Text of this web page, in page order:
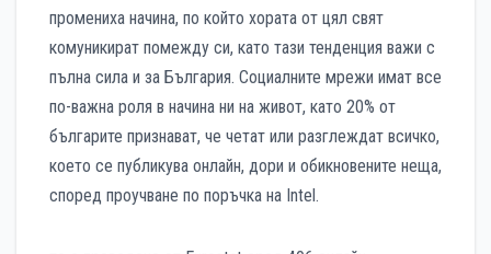
промениха начина, по който хората от цял свят
комуникират помежду си, като тази тенденция важи с
пълна сила и за България. Социалните мрежи имат все
по-важна роля в начина ни на живот, като 20% от
българите признават, че четат или разглеждат всичко,
което се публикува онлайн, дори и обикновените неща,
според проучване по поръчка на Intel.